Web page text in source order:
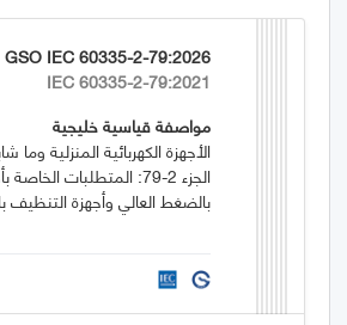
GSO IEC 60335-2-79:2026
IEC 60335-2-79:2021
مواصفة قياسية خليجية
الأجهزة الكهربائية المنزلية وما
الجزء 2-79: المتطلبات
بالضغط العالي وأجهزة التنظيف